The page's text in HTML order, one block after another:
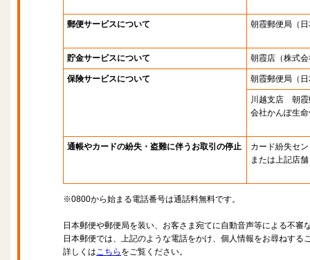
郵便サービスについて 朝霞郵便局 （
貯金サービスについて 朝霞店 （株式
保険サービスについて 朝霞郵便局 （
川越支店 朝霞
会社かんぽ生
通帳やカードの紛失・盗難に伴うお取引の停止
カード紛失セ
または上記店舗
※0800から始まる電話番号は通話料無料です。
日本郵便や郵便局を装い、お客さま宛てに自動音声等による不審
日本郵便では、上記のような電話をかけ、個人情報をお尋ねする
詳しくはこちら をご覧ください。